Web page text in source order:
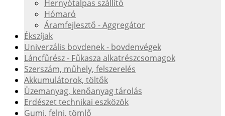
Hernyótalpas szállító
Hómaró
Áramfejlesztő - Aggregátor
Ékszíjak
Univerzális bovdenek - bovdenvégek
Láncfűrész - Fűkasza alkatrészcsomagok
Szerszám, műhely, felszerelés
Akkumulátorok, töltők
Üzemanyag, kenőanyag tárolás
Erdészet technikai eszközök
Gumi, felni, tömlő